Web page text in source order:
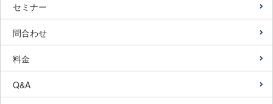
セミナー
問合わせ
料金
Q&A